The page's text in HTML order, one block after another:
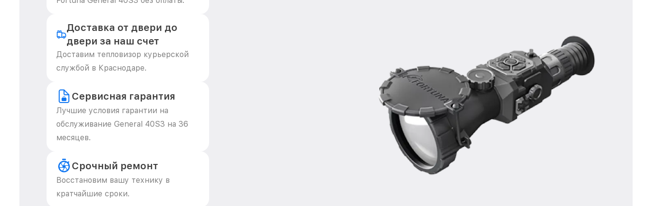
Доставка от двери до
двери за наш счет
Доставим тепловизор курьерской
службой в Краснодаре.
Сервисная гарантия
Лучшие условия гарантии на
обслуживание General 40S3 на 36
месяцев.
Срочный ремонт
Восстановим вашу технику в
кратчайшие сроки.